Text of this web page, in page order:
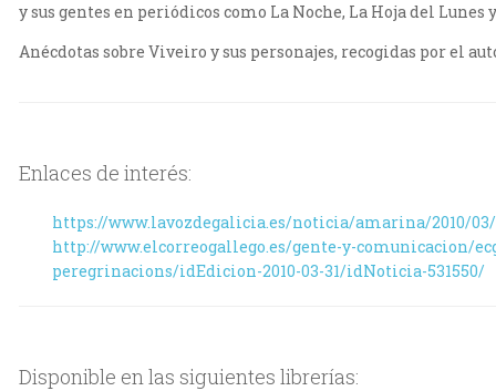
y sus gentes en periódicos como La Noche, La Hoja del Lunes
Anécdotas sobre Viveiro y sus personajes, recogidas por el
Enlaces de interés:
https://www.lavozdegalicia.es/noticia/amarina/2010/
http://www.elcorreogallego.es/gente-y-comunicacion/
peregrinacions/idEdicion-2010-03-31/idNoticia-531550/
Disponible en las siguientes librerías: